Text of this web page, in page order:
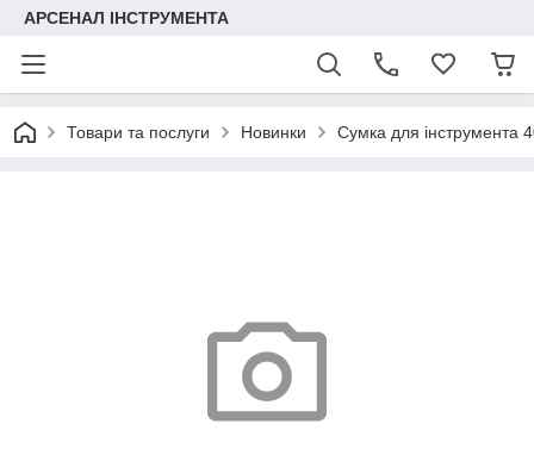
АРСЕНАЛ ІНСТРУМЕНТА
Товари та послуги Новинки Сумка для інструмента